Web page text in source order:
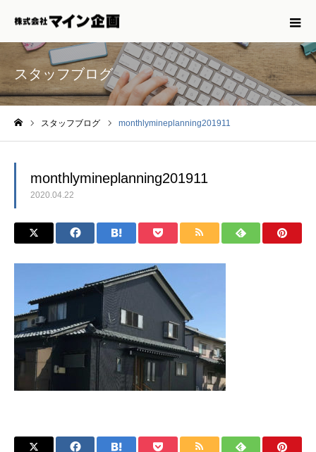
スタッフブログ
スタッフブログ monthlymineplanning201911
monthlymineplanning201911
2020.04.22